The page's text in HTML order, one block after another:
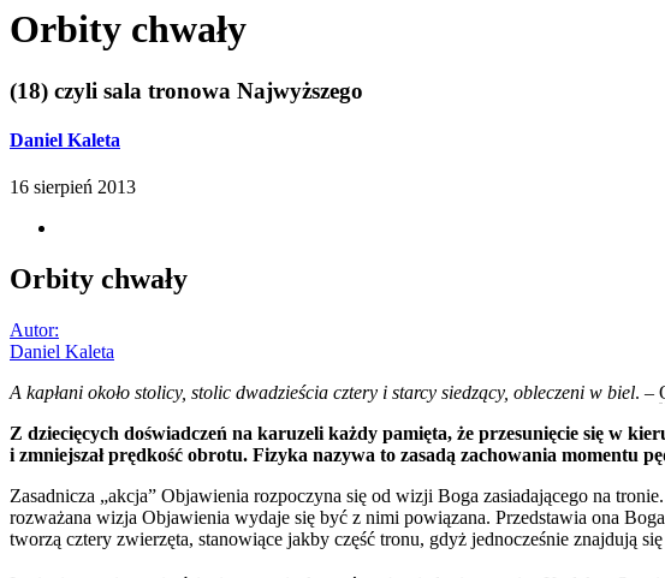
Orbity chwały
(18) czyli sala tronowa Najwyższego
Daniel Kaleta
16 sierpień 2013
Orbity chwały
Autor:
Daniel Kaleta
A kapłani około stolicy, stolic dwadzieścia cztery i starcy siedzący, obleczeni w biel. –
Z dziecięcych doświadczeń na karuzeli każdy pamięta, że przesunięcie się w
i zmniejszał prędkość obrotu. Fizyka nazywa to zasadą zachowania momentu
Zasadnicza „akcja” Objawienia rozpoczyna się od wizji Boga zasiadającego na
rozważana wizja Objawienia wydaje się być z nimi powiązana. Przedstawia ona
tworzą cztery zwierzęta, stanowiące jakby część tronu, gdyż jednocześnie znajdują